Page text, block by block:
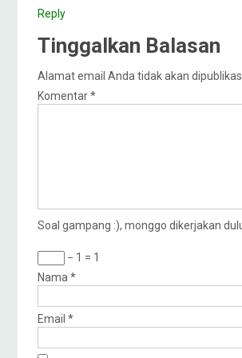
Reply
Tinggalkan Balasan
Alamat email Anda tidak akan
Komentar*
Soal gampang :), monggo dikerjakan
− 1 = 1
Nama*
Email *